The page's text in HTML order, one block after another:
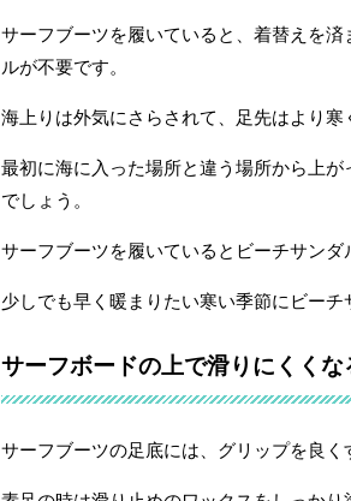
サーフブーツを履いていると、着替えを
ルが不要です。
海上りは外気にさらされて、足先はより寒
最初に海に入った場所と違う場所から上
でしょう。
サーフブーツを履いているとビーチサンダ
少しでも早く暖まりたい寒い季節にビーチ
サーフボードの上で滑りにくくな
サーフブーツの足底には、グリップを良く